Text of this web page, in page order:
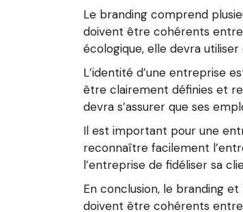
Le branding comprend
doivent être cohérents
écologique, elle devra
L’identité d’une entreprise
être clairement définies et
devra s’assurer que ses
Il est important pour une
reconnaître facilement
l’entreprise de fidéliser sa
En conclusion, le branding
doivent être cohérents